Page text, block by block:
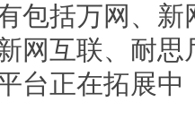
包括万网、
网互联、耐
台正在拓展中